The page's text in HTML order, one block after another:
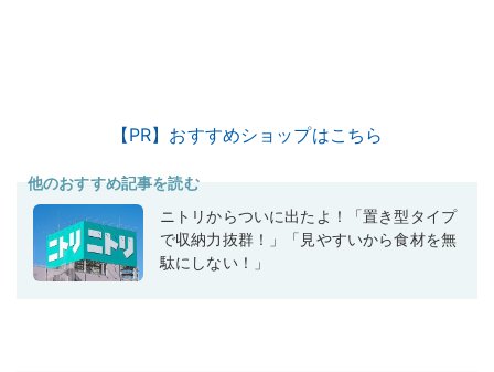
【PR】おすすめショップはこちら
他のおすすめ記事を読む
ニトリからついに出たよ！「置き型タイプ
で収納力抜群！」「見やすいから食材を無
駄にしない！」